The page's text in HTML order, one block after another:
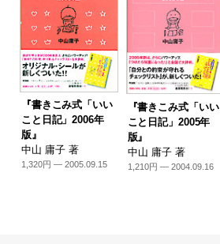
『書きこみ式「いい
こと日記」2006年
版』
中山 庸子 著
1,320円 — 2005.09.15
『書きこみ式「いい
こと日記」2005年
版』
中山 庸子 著
1,210円 — 2004.09.16